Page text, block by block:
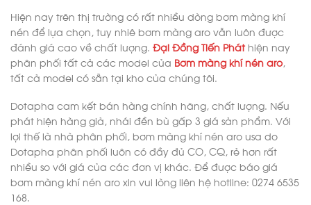
Hiện nay trên thị trường có rất nhiều dòng bơm màng khí
nén để lựa chọn, tuy nhiê bơm màng aro vẫn luôn được
đánh giá cao về chất lượng. Đại Đồng Tiến Pháthiện nay
phân phối tất cả các model của Bơm màng khí nén aro,
tất cả model có sẵn tại kho của chúng tôi.
Dotapha cam kết bán hàng chính hãng, chất lượng. Nếu
phát hiện hàng giả, nhái đền bù gấp 3 giá sản phẩm. Với
lợi thế là nhà phân phối, bơm màng khí nén aro usa do
Dotapha phân phối luôn có đầy đủ CO, CQ, rẻ hơn rất
nhiều so với giá của các đơn vị khác. Để được báo giá
bơm màng khí nén aro xin vui lòng liên hệ hotline: 0274 6535
168.